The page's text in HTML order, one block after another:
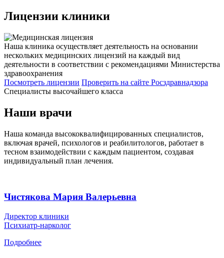
Лицензии клиники
Наша клиника осуществляет деятельность на основании
нескольких медицинских лицензий на каждый вид
деятельности в соответствии с рекомендациями Министерства
здравоохранения
Посмотреть лицензии Проверить на сайте Росздравнадзора
Специалисты высочайшего класса
Наши врачи
Наша команда высококвалифицированных специалистов,
включая врачей, психологов и реабилитологов, работает в
тесном взаимодействии с каждым пациентом, создавая
индивидуальный план лечения.
Чистякова Мария Валерьевна
Директор клиники
Психиатр-нарколог
Подробнее